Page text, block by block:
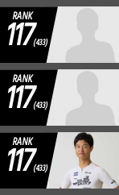
RANK
117(433)
RANK
117(433)
RANK
117(433)